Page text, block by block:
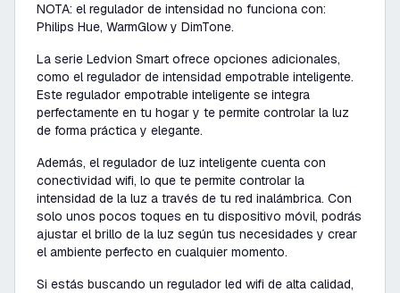
NOTA: el regulador de intensidad no funciona con:
Philips Hue, WarmGlow y DimTone.
La serie Ledvion Smart ofrece opciones adicionales,
como el regulador de intensidad empotrable inteligente.
Este regulador empotrable inteligente se integra
perfectamente en tu hogar y te permite controlar la luz
de forma práctica y elegante.
Además, el regulador de luz inteligente cuenta con
conectividad wifi, lo que te permite controlar la
intensidad de la luz a través de tu red inalámbrica. Con
solo unos pocos toques en tu dispositivo móvil, podrás
ajustar el brillo de la luz según tus necesidades y crear
el ambiente perfecto en cualquier momento.
Si estás buscando un regulador led wifi de alta calidad,